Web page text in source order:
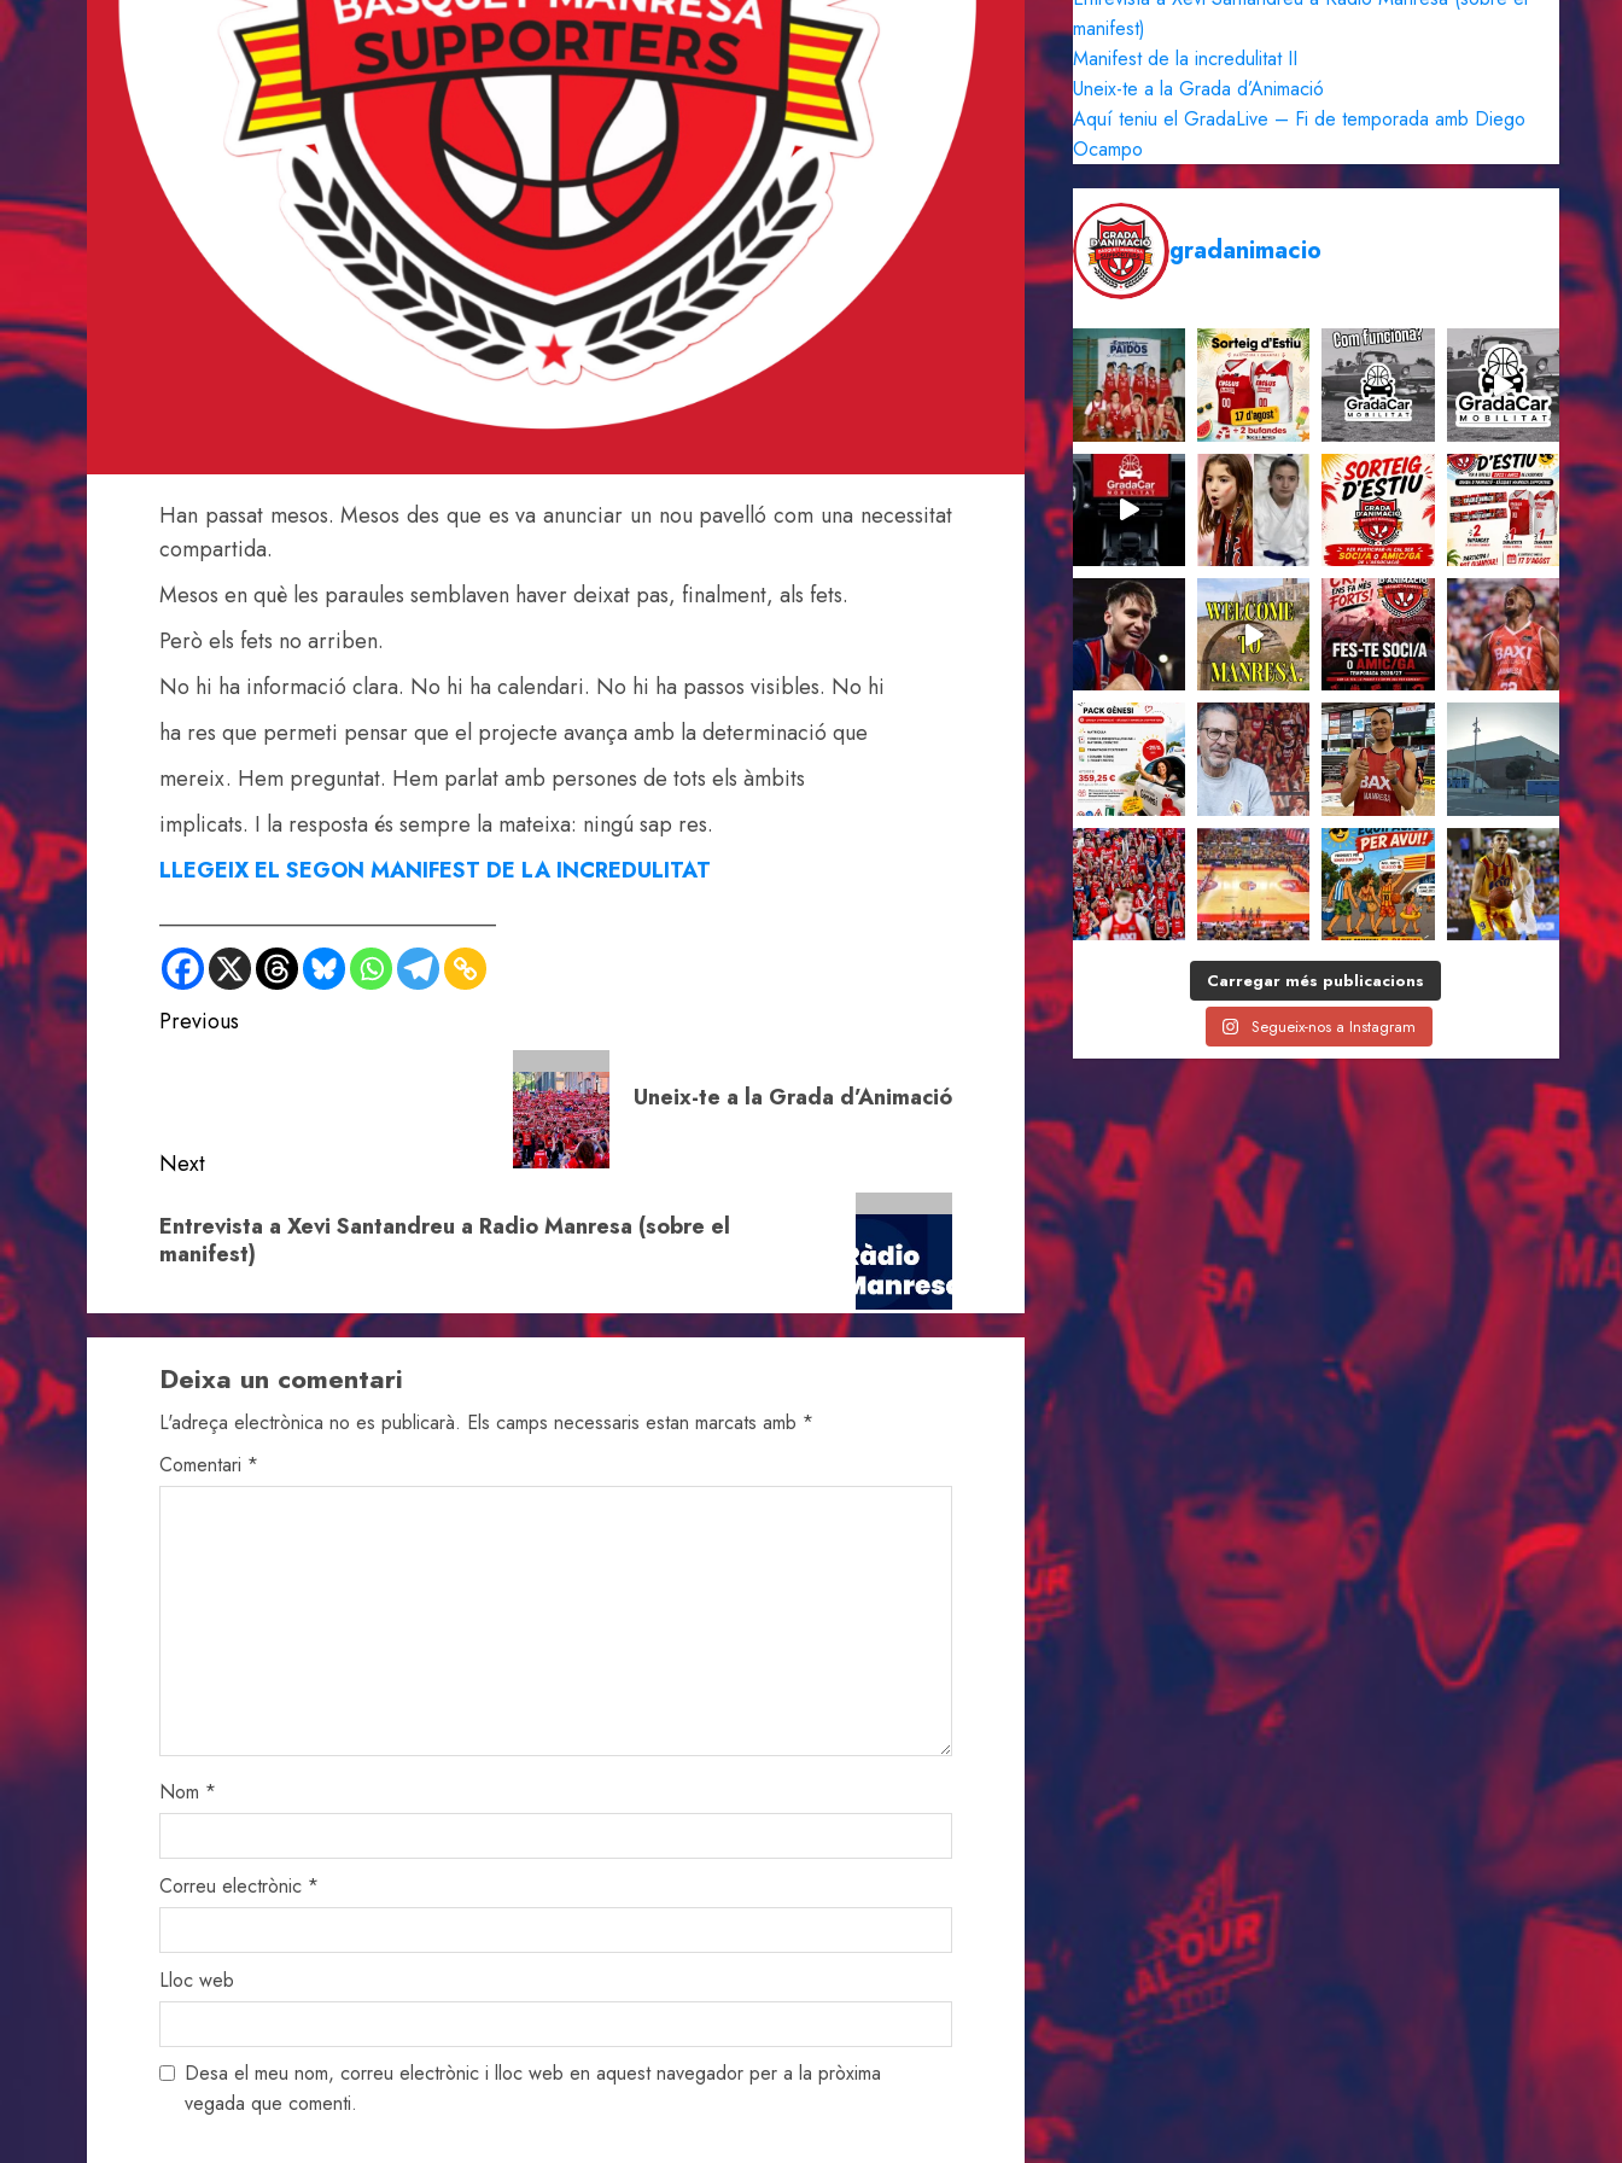
Han passat mesos. Mesos des que es va anunciar un nou pavelló com una necessitat
compartida.
Mesos en què les paraules semblaven haver deixat pas, finalment, als fets.
Però els fets no arriben.
No hi ha informació clara. No hi ha calendari. No hi ha passos visibles. No hi
ha res que permeti pensar que el projecte avança amb la determinació que
mereix. Hem preguntat. Hem parlat amb persones de tots els àmbits
implicats. I la resposta és sempre la mateixa: ningú sap res.
LLEGEIX EL SEGON MANIFEST DE LA INCREDULITAT
Post
Previous
Uneix-te a la Grada d’Animació
Next
post:
Entrevista a Xevi Santandreu a Radio Manresa (sobre el
manifest)
Deixa un comentari
L'adreça electrònica no es publicarà. Els camps necessaris estan marcats amb *
Comentari *
Nom *
Correu electrònic *
Lloc web
Desa el meu nom, correu electrònic i lloc web en aquest navegador per a la pròxima
vegada que comenti.
manifest)
Manifest de la incredulitat II
Uneix-te a la Grada d’Animació
Aquí teniu el GradaLive – Fi de temporada amb Diego
Ocampo
gradanimacio
Carregar més publicacions
Segueix-nos a Instagram